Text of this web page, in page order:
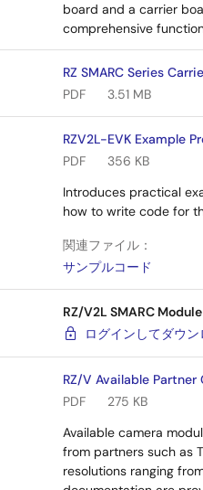
board and a carrier
comprehensive
RZ SMARC Series
PDF
3.51 MB
RZV2L-EVK Example
PDF
356 KB
Introduces practical
how to write code for
関連ファイル：
サンプルコード
RZ/V2L SMARC
ログインしてダウン
RZ/V Available
PDF
275 KB
Available camera
from partners such as
resolutions ranging